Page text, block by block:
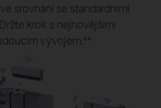
srovnání se standardními
krok s nejnovějšími
vývojem.**